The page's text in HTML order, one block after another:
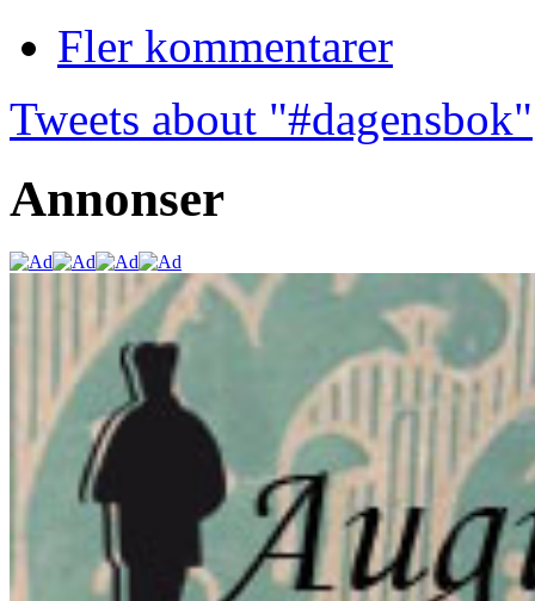
Fler kommentarer
Tweets about "#dagensbok"
Annonser